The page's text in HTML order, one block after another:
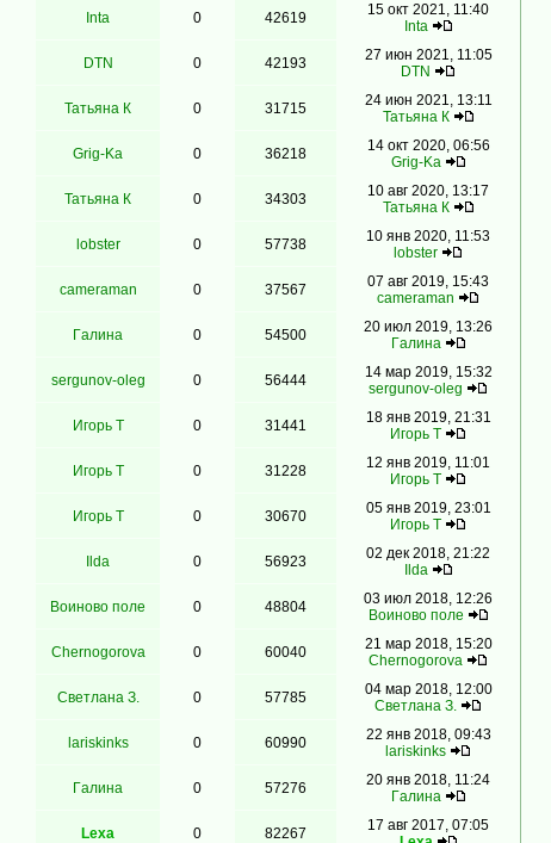
Inta 0 42619
15 окт 2021, 11:40
Inta
DTN 0 42193
27 июн 2021, 11:05
DTN
Татьяна К 0 31715
24 июн 2021, 13:11
Татьяна К
Grig-Ka 0 36218
14 окт 2020, 06:56
Grig-Ka
Татьяна К 0 34303
10 авг 2020, 13:17
Татьяна К
lobster 0 57738
10 янв 2020, 11:53
lobster
cameraman 0 37567
07 авг 2019, 15:43
cameraman
Гaлинa 0 54500
20 июл 2019, 13:26
Гaлинa
sergunov-oleg 0 56444
14 мар 2019, 15:32
sergunov-oleg
Игорь Т 0 31441
18 янв 2019, 21:31
Игорь Т
Игорь Т 0 31228
12 янв 2019, 11:01
Игорь Т
Игорь Т 0 30670
05 янв 2019, 23:01
Игорь Т
Ilda 0 56923
02 дек 2018, 21:22
Ilda
Воиново поле 0 48804
03 июл 2018, 12:26
Воиново поле
Chernogorova 0 60040
21 мар 2018, 15:20
Chernogorova
Светлана З. 0 57785
04 мар 2018, 12:00
Светлана З.
lariskinks 0 60990
22 янв 2018, 09:43
lariskinks
Гaлинa 0 57276
20 янв 2018, 11:24
Гaлинa
Lexa 0 82267
17 авг 2017, 07:05